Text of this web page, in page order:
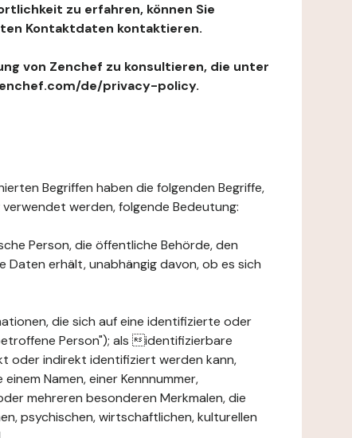
zu erfahren, können Sie
Kontaktdaten kontaktieren.
von Zenchef zu konsultieren, die unter
de/privacy-policy.
Begriffen haben die folgenden Begriffe,
werden, folgende Bedeutung:
Person, die öffentliche Behörde, den
Daten erhält, unabhängig davon, ob es sich
die sich auf eine identifizierte oder
Person"); als identifizierbare
oder indirekt identifiziert werden kann,
Namen, einer Kennnummer,
mehreren besonderen Merkmalen, die
psychischen, wirtschaftlichen, kulturellen